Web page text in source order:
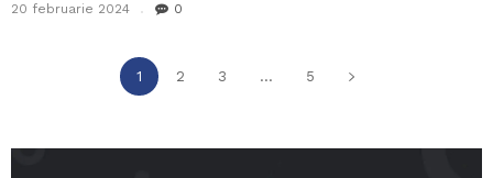
20 februarie 2024 0
1 2 3 ... 5